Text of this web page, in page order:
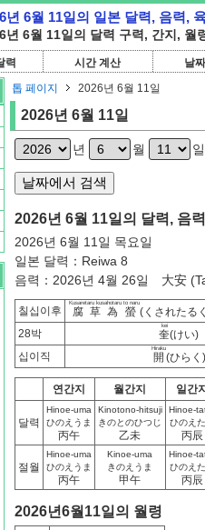
년 6월 11일의 일본 달력, 음력,
년 6월 11일의 달력 구력, 간지, 월
력 시간 계산 날
톱 페이지 2026년 6월 11일
2026년 6월 11일
년 월 일
2026년 6월 11일의 달력, 음
2026년 6월 11일 목요일
일본 달력：Reiwa 8
음력：2026년 4월 26일 大安
칠십이후 腐草為螢
Kusaretaru kusahotaru to naru
(くされたる
28박
奎
kei
(けい)
십이직
開
Hiraku
(ひらく)
연간지 월간지 일간지
달력
Hinoe-uma
ひのえうま
丙午
Kinotono-hitsuji
きのとのひつじ
乙未
Hinoe-
ひのえ
丙辰
절월
Hinoe-uma
ひのえうま
丙午
Kinoe-uma
きのえうま
甲午
Hinoe-
ひのえ
丙辰
2026년6월11일의 월령